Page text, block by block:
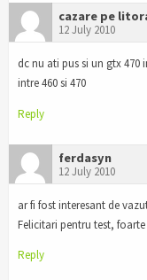
cazare pe
12 July 2010
dc nu ati pus si un gtx
intre 460 si 470
Reply
ferdasyn
12 July 2010
ar fi fost interesant de
Felicitari pentru test,
Reply